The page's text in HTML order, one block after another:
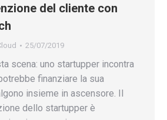
del cliente con
25/07/2019
scena: uno startupper incontra
finanziare la sua
insieme in ascensore. Il
dello startupper è